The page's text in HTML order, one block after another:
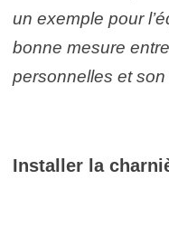
un exemple pour
bonne mesure
personnelles et son
Installer la